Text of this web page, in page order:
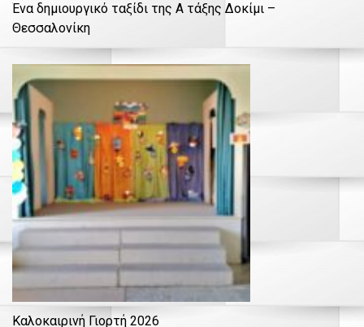
Ένα δημιουργικό ταξίδι της Α τάξης Δοκίμι –
Θεσσαλονίκη
Καλοκαιρινή Γιορτή 2026